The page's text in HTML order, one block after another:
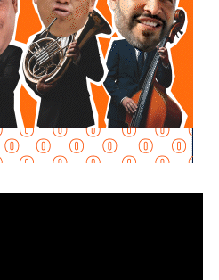
que nos permiten ordenar el
gasolina, diésel, la
este esquema que nos
Es un esfuerzo muy